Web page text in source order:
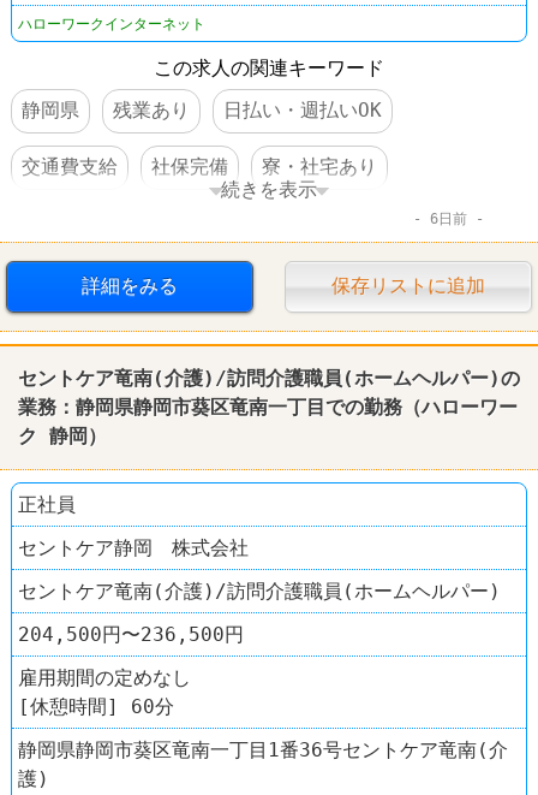
ハローワークインターネット
この求人の関連キーワード
静岡県
残業あり 日払い・週払いOK
交通費支給 社保完備 寮・社宅あり
続きを表示
6日前
詳細をみる 保存リストに追加
セントケア竜南(介護)/訪問介護職員(ホームヘルパー)の
業務： 静岡県静岡市葵区竜南一丁目での勤務（ハローワー
ク
静岡 ）
正社員
セントケア静岡 株式会社
セントケア竜南(介護)/訪問介護職員(ホームヘルパー)
204,500円〜236,500円
雇用期間の定めなし
[休憩時間] 60分
静岡県静岡市葵区竜南一丁目1番36号セントケア竜南(介
護)